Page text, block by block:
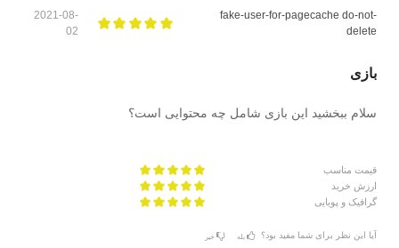
fake-user-for-pagecache do-not-
delete
2021-08-
02
بازی
سلام ببخشید این بازی شامل چه محتوایی است؟
قیمت مناسب
ارزش خرید
گرافیک و پویایی
آیا این نظر برای شما مفید بود؟ بله خیر